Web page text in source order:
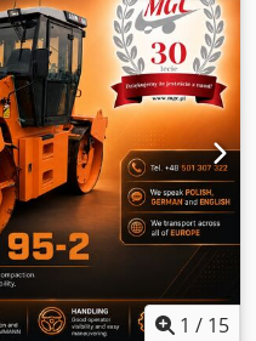
Teknik özellikler: Model:
güç: 132 kW Çalışma
1.490 l/dak Crsdpfxett
resimlere ve tip plakasına
geçirilmiş stok ürünü.
palet
1 / 15